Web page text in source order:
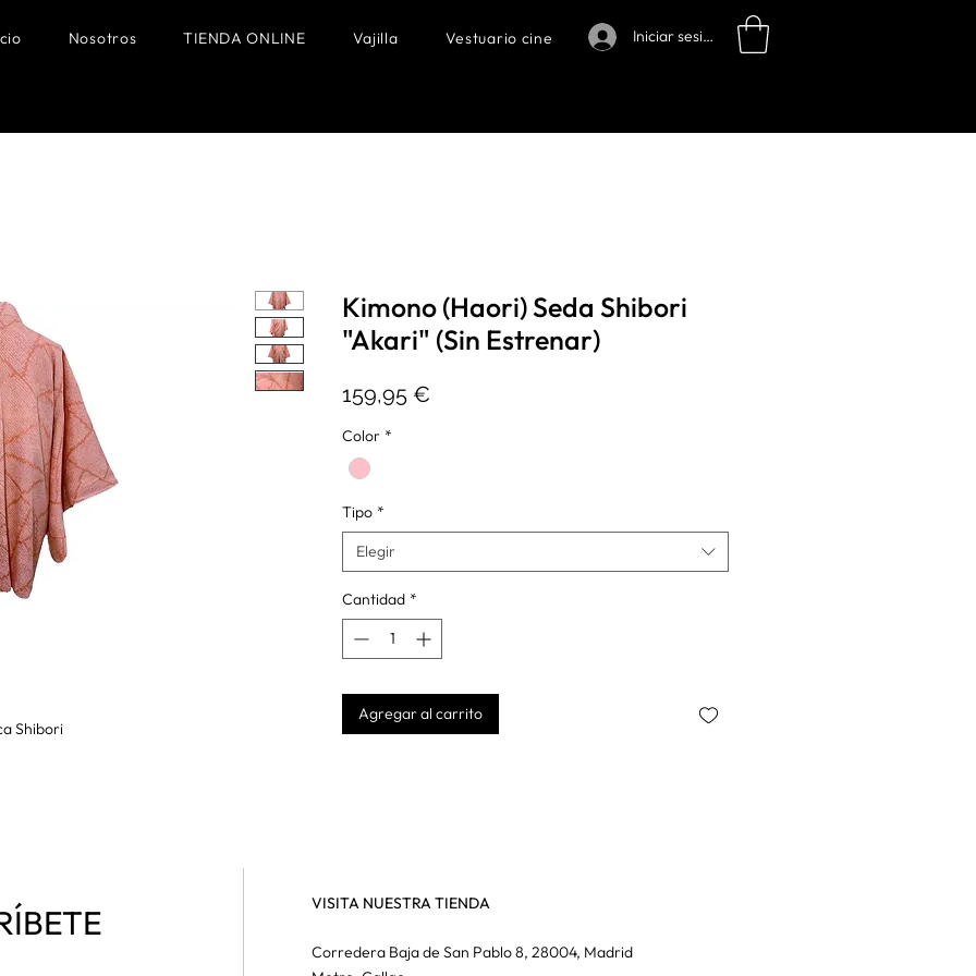
Nosotros TIENDA ONLINE Vajilla Vestuario cine Iniciar sesión
Shibori
Kimono (Haori) Seda Shibori
"Akari" (Sin Estrenar)
159,95 €
Color *
Tipo *
Elegir
Cantidad *
Agregar al carrito
VISITA NUESTRA TIENDA
Corredera Baja de San Pablo 8, 28004, Madrid